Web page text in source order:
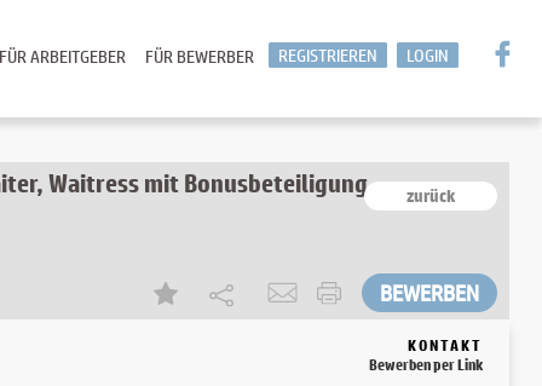
LOGIN
REGISTRIEREN
FÜR BEWERBER
FÜR ARBEITGEBER
Waitress mit Bonusbeteiligung
zurück
KONTAKT
Bewerben per Link